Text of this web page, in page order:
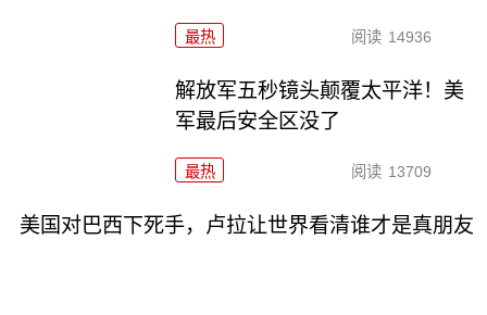
最热 阅读 14936
解放军五秒镜头颠覆太平洋！美
军最后安全区没了
最热 阅读 13709
美国对巴西下死手，卢拉让世界看清谁才是真朋友